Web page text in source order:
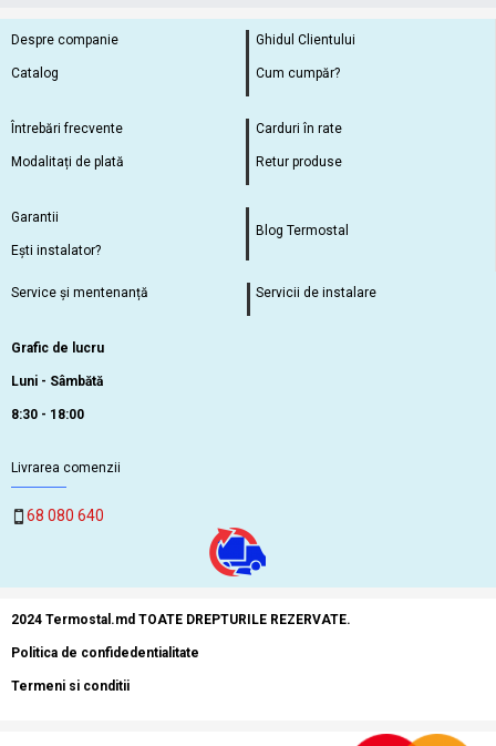
Despre companie
Catalog
Ghidul Clientului
Cum cumpăr?
Întrebări frecvente
Modalitați de plată
Carduri în rate
Retur produse
Garantii
Ești instalator?
Blog Termostal
Service și mentenanță Servicii de instalare
Grafic de lucru
Luni - Sâmbătă
8:30 - 18:00
Livrarea comenzii
68 080 640
2024 Termostal.md TOATE DREPTURILE REZERVATE.
Politica de confidedentialitate
Termeni si conditii